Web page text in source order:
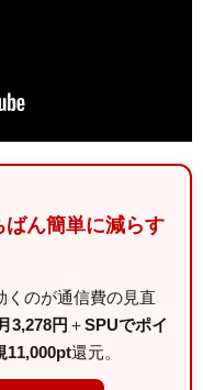
ばん簡単に減らす
くのが通信費の見直
3,278円 ＋SPUでポイ
11,000pt還元。